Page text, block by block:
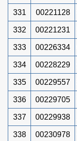
331 00221128
332 00221231
333 00226334
334 00228229
335 00229557
336 00229705
337 00229938
338 00230978